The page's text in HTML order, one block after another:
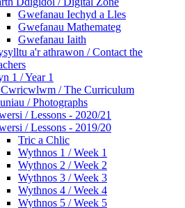
Gwefanau Iechyd a Lles
Gwefanau Mathemateg
Gwefanau Iaith
a'r athrawon / Contact the
1 / Year 1
/ The Curriculum
/ Photographs
/ Lessons - 2020/21
/ Lessons - 2019/20
Tric a Chlic
Wythnos 1 / Week 1
Wythnos 2 / Week 2
Wythnos 3 / Week 3
Wythnos 4 / Week 4
Wythnos 5 / Week 5